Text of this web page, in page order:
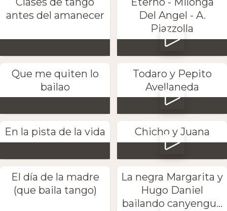
antes del amanecer
Del Angel - A.
Piazzolla
Que me quiten lo
bailao
Todaro y Pepito
Avellaneda
En la pista de la vida Chicho y Juana
El día de la madre
(que baila tango)
La negra Margarita y
Hugo Daniel
bailando canyengu...